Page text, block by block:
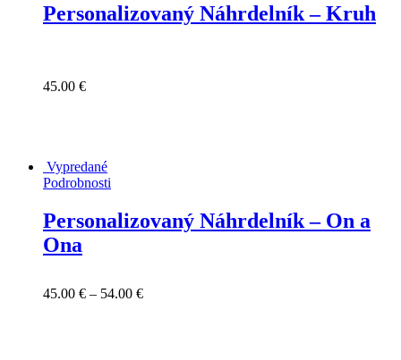
Personalizovaný Náhrdelník – Kruh
45.00 €
Vypredané
Podrobnosti
Personalizovaný Náhrdelník – On a
Ona
45.00 € – 54.00 €